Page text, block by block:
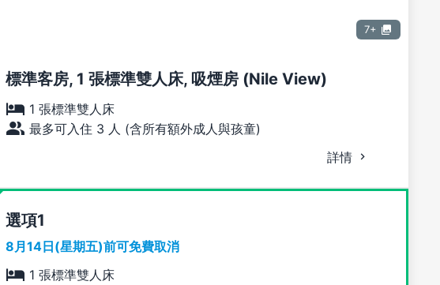
7+
標準客房, 1 張標準雙人床, 吸煙房 (Nile View)
1 張標準雙人床
最多可入住 3 人 (含所有額外成人與孩童)
詳情
選項
8月14日(星期五)前可免費取消
1 張標準雙人床